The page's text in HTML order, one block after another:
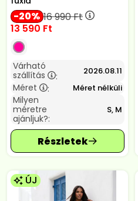
20 16 990Ft
13 590 Ft
Várható
szállítás
: 2026.08.11
Méret : Méret nélküli
Milyen
méretre
ajánljuk?:
S, M
ÚJ